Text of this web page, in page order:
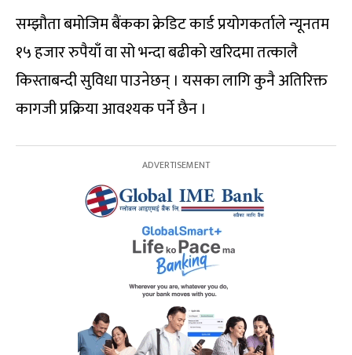
सम्झौता बमोजिम बैंकका क्रेडिट कार्ड प्रयोगकर्ताले न्यूनतम
१५ हजार रुपैयाँ वा सो भन्दा बढीको खरिदमा तत्कालै
किस्ताबन्दी सुविधा पाउनेछन् । यसका लागि कुनै अतिरिक्त
कागजी प्रक्रिया आवश्यक पर्ने छैन ।